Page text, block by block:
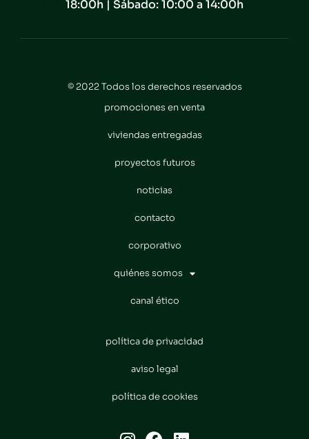
18:00h | Sábado: 10:00 a 14:00h
promociones en venta
viviendas entregadas
proyectos futuros
noticias
contacto
corporativo
quiénes somos
canal ético
© 2022 Todos los derechos reservados
política de privacidad
aviso legal
política de cookies